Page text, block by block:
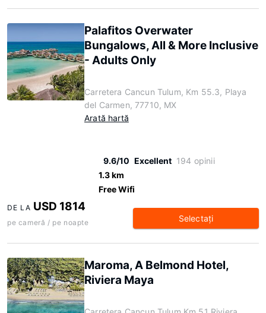
Palafitos Overwater
Bungalows, All & More Inclusive
- Adults Only
Carretera Cancun Tulum, Km 55.3, Playa
del Carmen, 77710, MX
Arată hartă
9.6/10 Excellent 194 opinii
1.3 km
Free Wifi
DE LA USD 1814
pe cameră / pe noapte Selectaţi
Maroma, A Belmond Hotel,
Riviera Maya